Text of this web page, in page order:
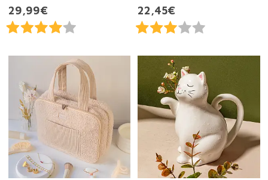
29,99€
22,45€